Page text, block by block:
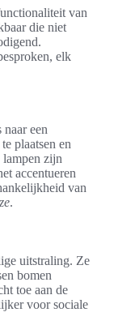
van
die niet
elk
een
plaatsen en
zijn
accentueren
van
.
uitstraling. Ze
bomen
toe aan de
voor sociale